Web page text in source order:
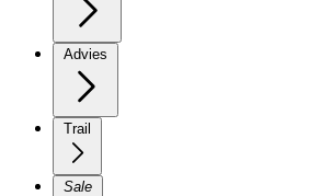
Advies
Trail
Sale